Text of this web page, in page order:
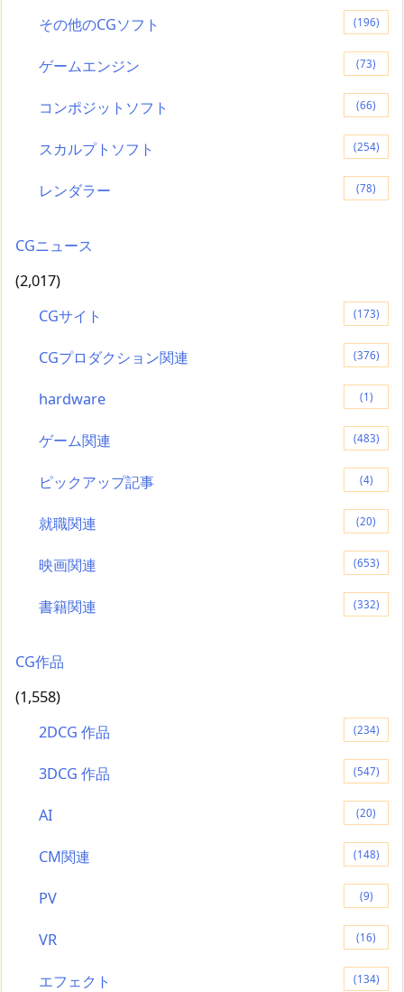
その他のCGソフト (196)
ゲームエンジン (73)
コンポジットソフト (66)
スカルプトソフト (254)
レンダラー (78)
CGニュース
(2,017)
CGサイト
(173)
CGプロダクション関連 (376)
hardware (1)
ゲーム関連 (483)
ピックアップ記事 (4)
就職関連 (20)
映画関連 (653)
書籍関連 (332)
CG作品
(1,558)
2DCG 作品
(234)
3DCG 作品 (547)
AI (20)
CM関連 (148)
PV (9)
VR (16)
エフェクト (134)